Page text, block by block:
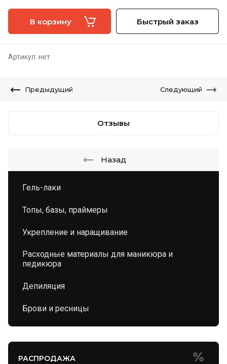
Гель-лаки
Топы, базы, праймеры
Укрепление и наращивание
Расходные материалы для маникюра и
педикюра
Депиляция
Брови и ресницы
РАСПРОДАЖА
В корзину Быстрый заказ
Артикул: нет
Предыдущий Следующий
Отзывы
Назад